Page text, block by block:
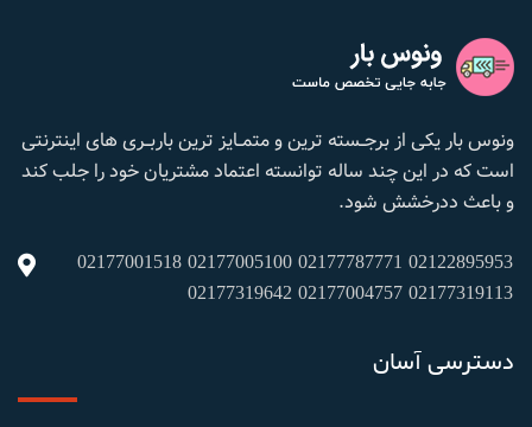
ونوس بار یکی از برجــسته ترین و متمــایز ترین باربــری های اینترنتی
است که در این چند ساله توانسته اعتماد مشتریان خود را جلب کند
و باعث ددرخشش شود.
02122895953 02177787771 02177005100 02177001518
02177319113 02177004757 02177319642
دسترسی آسان